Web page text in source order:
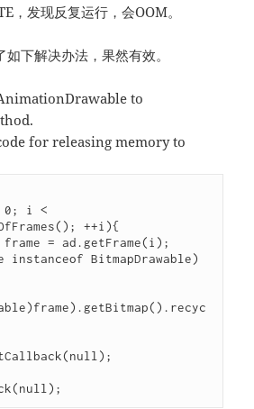
，发现反复运行，会OOM。
如下解决办法，果然有效。
to
for releasing memory to
i <
++i){